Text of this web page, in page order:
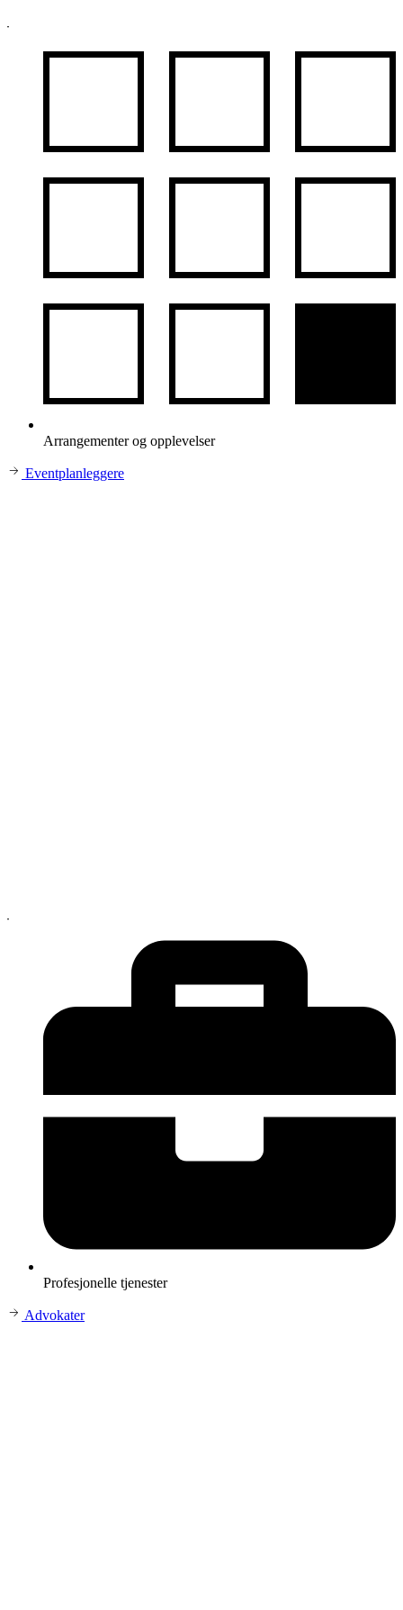
Arrangementer og opplevelser
Eventplanleggere
Profesjonelle tjenester
Advokater